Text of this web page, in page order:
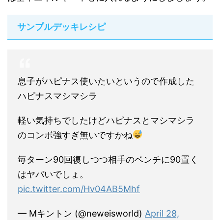
サンプルデッキレシピ
息子がハピナス使いたいというので作成した
ハピナスマシマシラ
軽い気持ちでしたけどハピナスとマシマシラ
のコンボ強すぎ無いですかね
毎ターン90回復しつつ相手のベンチに90置く
はヤバいでしょ。
pic.twitter.com/Hv04AB5Mhf
— Mキントン (@neweisworld) April 28,